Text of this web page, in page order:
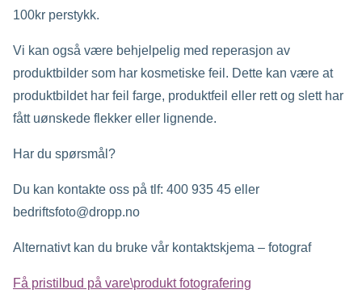
100kr perstykk.
Vi kan også være behjelpelig med reperasjon av
produktbilder som har kosmetiske feil. Dette kan være at
produktbildet har feil farge, produktfeil eller rett og slett har
fått uønskede flekker eller lignende.
Har du spørsmål?
Du kan kontakte oss på tlf: 400 935 45 eller
bedriftsfoto@dropp.no
Alternativt kan du bruke vår kontaktskjema – fotograf
Få pristilbud på vare\produkt fotografering